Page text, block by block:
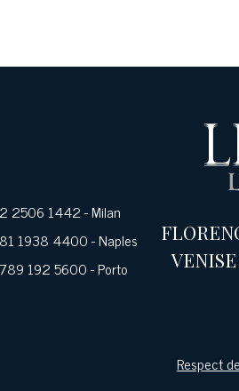
2506 1442- Milan
1938 4400- Naples
192 5600- Porto
VENISE
Respect